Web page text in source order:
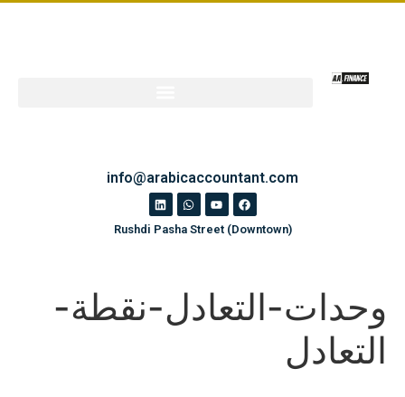
info@arabicaccountant.com
Rushdi Pasha Street (Downtown)
وحدات-التعادل-نقطة-
التعادل